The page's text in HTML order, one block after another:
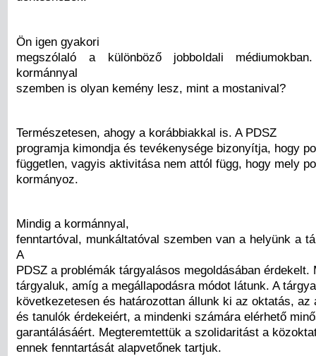
Ön igen gyakori
megszólaló a különböző jobboldali
kormánnyal
szemben is olyan kemény lesz, mint a mostanival?
Természetesen, ahogy a korábbiakkal is. A PDSZ
programja kimondja és tevékenysége bizonyítja, hogy
független, vagyis aktivitása nem attól függ, hogy mely
kormányoz.
Mindig a kormánnyal,
fenntartóval, munkáltatóval szemben van a helyünk a
A
PDSZ a problémák tárgyalásos megoldásában érdekelt.
tárgyaluk, amíg a megállapodásra módot látunk. A
következetesen és határozottan állunk ki az oktatás, az
és tanulók érdekeiért, a mindenki számára elérhető
garantálásáért. Megteremtettük a szolidaritást a
ennek fenntartását alapvetőnek tartjuk.